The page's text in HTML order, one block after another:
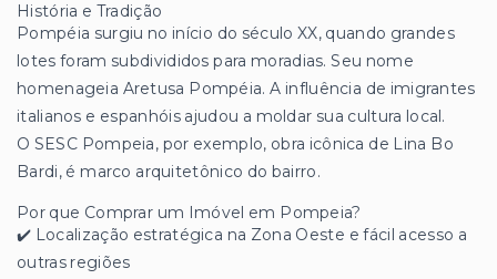
História e Tradição
Pompéia surgiu no início do século XX, quando grandes
lotes foram subdivididos para moradias. Seu nome
homenageia Aretusa Pompéia. A influência de imigrantes
italianos e espanhóis ajudou a moldar sua cultura local.
O SESC Pompeia, por exemplo, obra icônica de Lina Bo
Bardi, é marco arquitetônico do bairro.
Por que Comprar um Imóvel em Pompeia?
✔️ Localização estratégica na Zona Oeste e fácil acesso a
outras regiões